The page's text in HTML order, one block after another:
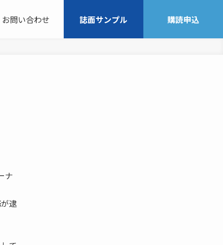
お問い合わせ 誌面サンプル 購読申込
ナ
逮